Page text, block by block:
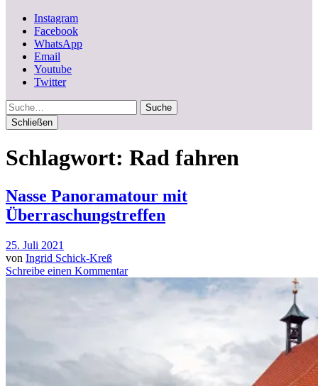
Instagram
Facebook
WhatsApp
Email
Youtube
Twitter
Suche
Schließen
Schlagwort: Rad fahren
Nasse Panoramatour mit
Überraschungstreffen
25. Juli 2021
von Ingrid Schick-Kreß
Schreibe einen Kommentar